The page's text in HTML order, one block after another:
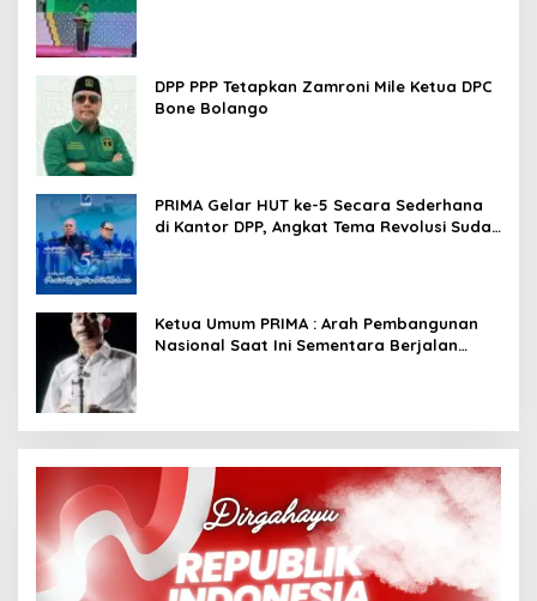
DPP PPP Tetapkan Zamroni Mile Ketua DPC
Bone Bolango
PRIMA Gelar HUT ke-5 Secara Sederhana
di Kantor DPP, Angkat Tema Revolusi Sudah
Ketua Umum PRIMA : Arah Pembangunan
Nasional Saat Ini Sementara Berjalan